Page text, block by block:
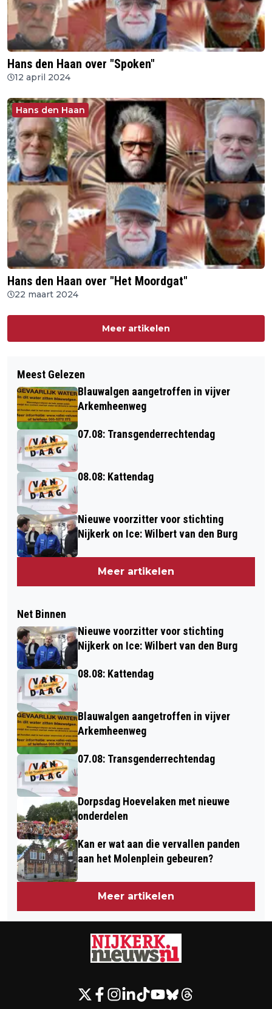
Hans den Haan over "Spoken"
12 april 2024
Hans den Haan
Hans den Haan over "Het Moordgat"
22 maart 2024
Meer artikelen
Meest Gelezen
Blauwalgen aangetroffen in vijver
Arkemheenweg
07.08: Transgenderrechtendag
08.08: Kattendag
Nieuwe voorzitter voor stichting
Nijkerk on Ice: Wilbert van den Burg
Meer artikelen
Net Binnen
Nieuwe voorzitter voor stichting
Nijkerk on Ice: Wilbert van den Burg
08.08: Kattendag
Blauwalgen aangetroffen in vijver
Arkemheenweg
07.08: Transgenderrechtendag
Dorpsdag Hoevelaken met nieuwe
onderdelen
Kan er wat aan die vervallen panden
aan het Molenplein gebeuren?
Meer artikelen